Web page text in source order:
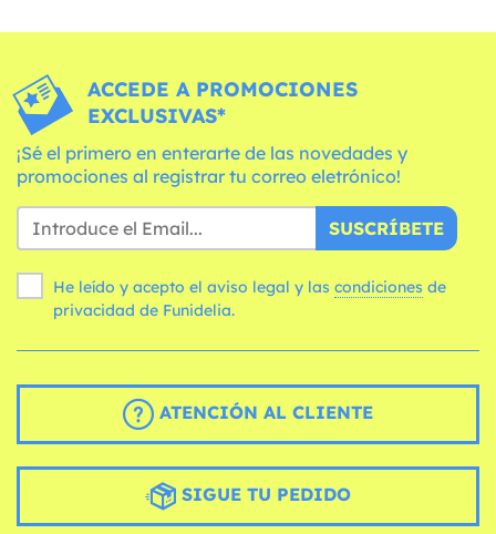
ACCEDE A PROMOCIONES
EXCLUSIVAS*
¡Sé el primero en enterarte de las novedades y
promociones al registrar tu correo eletrónico!
SUSCRÍBETE
He leído y acepto el aviso legal y las condiciones
privacidad de Funidelia.
ATENCIÓN AL CLIENTE
SIGUE TU PEDIDO